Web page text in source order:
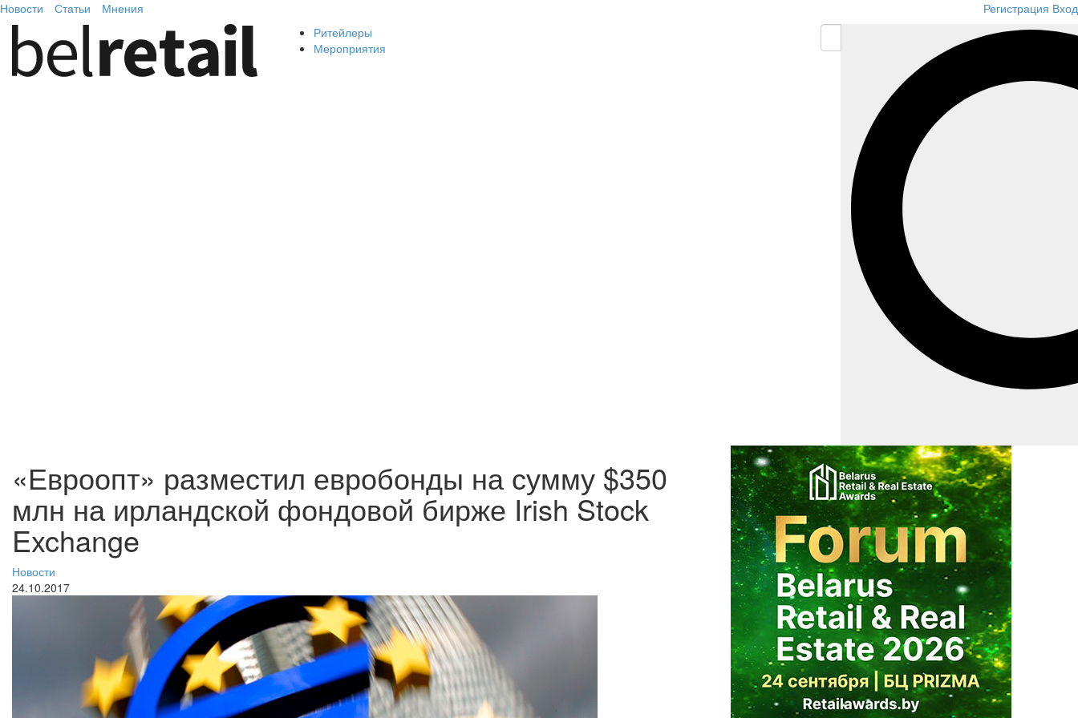
Новости Статьи Мнения Регистрация Вход
Ритейлеры
Мероприятия
«Евроопт» разместил евробонды на сумму $350
млн на ирландской фондовой бирже Irish Stock
Exchange
Новости
24.10.2017